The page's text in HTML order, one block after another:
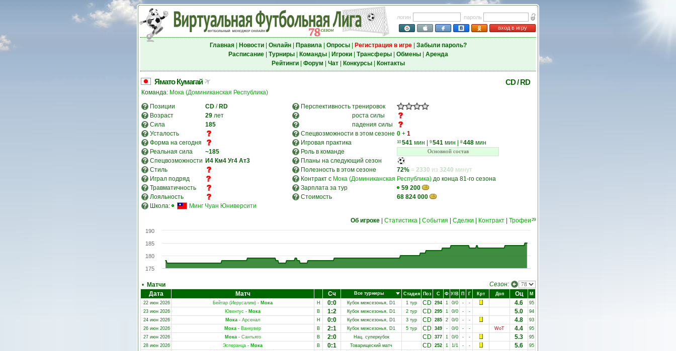
логин
пароль
вход в игру
Главная| Новости| Онлайн| Правила| Опросы| Регистрация в игре| Забыли пароль?
Расписание| Турниры| Команды| Игроки| Трансферы| Обмены| Аренда
Рейтинги| Форум Чат| Конкурсы| Контакты
Ямато Кумагай CD / RD
Команда: Мока (Доминиканская Республика)
Позиции
CD / RD Перспективность тренировок
Возраст
29 лет
роста силы
Сила
185
падения силы
Усталость
Спецвозможности в этом сезоне 0 + 1
Форма на сегодня
Игровая практика 10541 мин 9 541 мин 8 448 мин
Реальная сила
~185 Роль в команде Основной состав
Спецвозможности И4 Км4 Уг4 Ат3
Планы на следующий сезон
Стиль
Полезность в этом сезоне 72% = 2330 из 3240 минут
Играл подряд
Контракт с Мока (Доминиканская Республика) до конца 81-го сезона
Травматичность
Зарплата за тур
59 200
Лояльность
Стоимость
68 824 000
Школа:
Минг Чуан Юниверсити
Об игроке Статистика События Сделки Контракт Трофеи 29
175
180
185
190
• Матчи
Сезон:
Дата
Матч Сч Все турниры Стадия Поз С Ф У/В П Г Крт Доп Оц
М
22 июн 2026
Бейтар (Иерусалим) - Мока Н 0:0 Кубок межсезонья, D1 1 тур CD 294 1 0/0 - - 4.6
95
23 июн 2026
Ювентус - Мока В 1:2 Кубок межсезонья, D1 2 тур CD 295 1 0/0 - - 5.0
94
24 июн 2026
Мока - Арсенал Н 0:0 Кубок межсезонья, D1 3 тур CD 285 2 0/0 - - 4.8
93
26 июн 2026
Мока - Ванкувер В 2:1 Кубок межсезонья, D1 5 тур CD 349 - 0/0 - - WoT 4.4
95
27 июн 2026
Мока- Сантьяго В 2:0 Нац. суперкубок CD 377 1 0/0 - - 5.3
95
28 июн 2026
Эсперанца - Мока В 0:1 Товарищеский матч CD 252 1 1/1 - - 5.6
95